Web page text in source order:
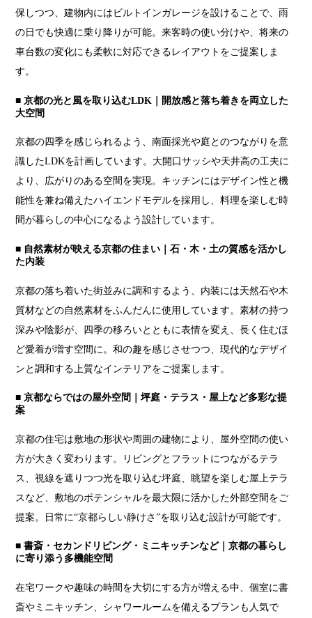
保しつつ、建物内にはビルトインガレージを設けることで、雨
の日でも快適に乗り降りが可能。来客時の使い分けや、将来の
車台数の変化にも柔軟に対応できるレイアウトをご提案しま
す。
■ 京都の光と風を取り込むLDK｜開放感と落ち着きを両立した
大空間
京都の四季を感じられるよう、南面採光や庭とのつながりを意
識したLDKを計画しています。大開口サッシや天井高の工夫に
より、広がりのある空間を実現。キッチンにはデザイン性と機
能性を兼ね備えたハイエンドモデルを採用し、料理を楽しむ時
間が暮らしの中心になるよう設計しています。
■ 自然素材が映える京都の住まい｜石・木・土の質感を活かし
た内装
京都の落ち着いた街並みに調和するよう、内装には天然石や木
質材などの自然素材をふんだんに使用しています。素材の持つ
深みや陰影が、四季の移ろいとともに表情を変え、長く住むほ
ど愛着が増す空間に。和の趣を感じさせつつ、現代的なデザイ
ンと調和する上質なインテリアをご提案します。
■ 京都ならではの屋外空間｜坪庭・テラス・屋上など多彩な提
案
京都の住宅は敷地の形状や周囲の建物により、屋外空間の使い
方が大きく変わります。リビングとフラットにつながるテラ
ス、視線を遮りつつ光を取り込む坪庭、眺望を楽しむ屋上テラ
スなど、敷地のポテンシャルを最大限に活かした外部空間をご
提案。日常に“京都らしい静けさ”を取り込む設計が可能です。
■ 書斎・セカンドリビング・ミニキッチンなど｜京都の暮らし
に寄り添う多機能空間
在宅ワークや趣味の時間を大切にする方が増える中、個室に書
斎やミニキッチン、シャワールームを備えるプランも人気で